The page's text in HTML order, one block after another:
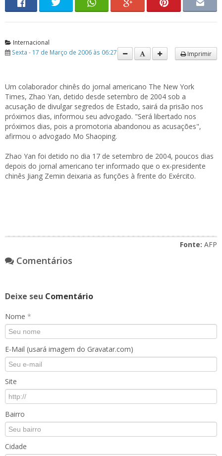
Internacional
Sexta - 17 de Março de 2006 às 06:27
Imprimir
Um colaborador chinês do jornal americano The New York
Times, Zhao Yan, detido desde setembro de 2004 sob a
acusação de divulgar segredos de Estado, sairá da prisão nos
próximos dias, informou seu advogado. "Será libertado nos
próximos dias, pois a promotoria abandonou as acusações",
afirmou o advogado Mo Shaoping.
Zhao Yan foi detido no dia 17 de setembro de 2004, poucos dias
depois do jornal americano ter informado que o ex-presidente
chinês Jiang Zemin deixaria as funções à frente do Exército.
Fonte: AFP
Comentários
Deixe seu Comentário
Nome *
E-Mail (usará imagem do Gravatar.com)
Site
Bairro
Cidade